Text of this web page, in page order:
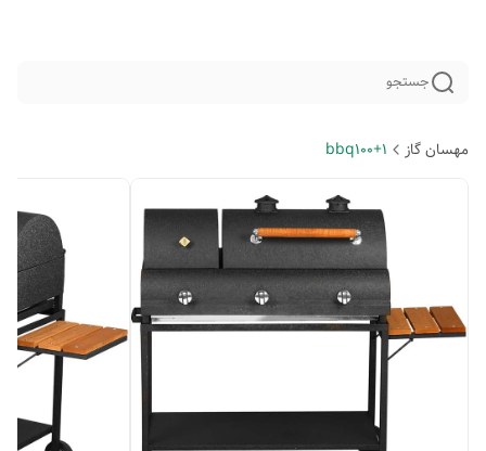
جستجو
مهسان گاز bbq100+1